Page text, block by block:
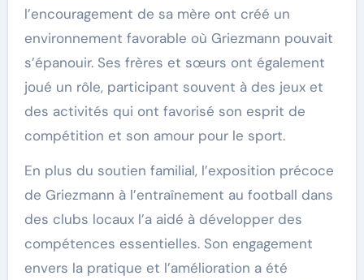
l’encouragement de sa mère ont créé un
environnement favorable où Griezmann pouvait
s’épanouir. Ses frères et sœurs ont également
joué un rôle, participant souvent à des jeux et
des activités qui ont favorisé son esprit de
compétition et son amour pour le sport.
En plus du soutien familial, l’exposition précoce
de Griezmann à l’entraînement au football dans
des clubs locaux l’a aidé à développer des
compétences essentielles. Son engagement
envers la pratique et l’amélioration a été